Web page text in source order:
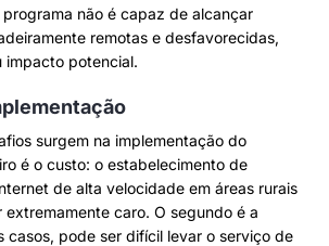
não é capaz de alcançar
remotas e desfavorecidas,
impacto potencial.
surgem na implementação do
é o custo: o estabelecimento de
de alta velocidade em áreas rurais
extremamente caro. O segundo é a
casos, pode ser difícil levar o serviço de